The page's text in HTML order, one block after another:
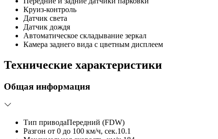
Круиз-контроль
Датчик света
Датчик дождя
Автоматическое складывание зеркал
Камера заднего вида с цветным дисплеем
Технические характеристики
Общая информация
Тип приводаПередний (FDW)
Разгон от 0 до 100 км/ч, сек.10.1